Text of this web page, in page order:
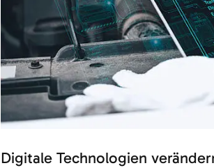
Digitale Technologien